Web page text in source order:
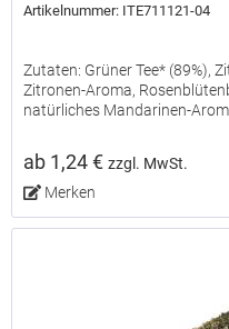
Artikelnummer: ITE711121-04
Zutaten: Grüner Tee* (89%),
Zitronen-Aroma,
natürliches Mandarinen-
ab 1,24 €zzgl. MwSt.
Merken